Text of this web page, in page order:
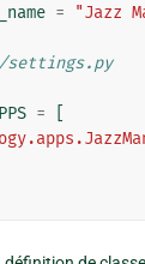
= "Jazz
settings.py
=